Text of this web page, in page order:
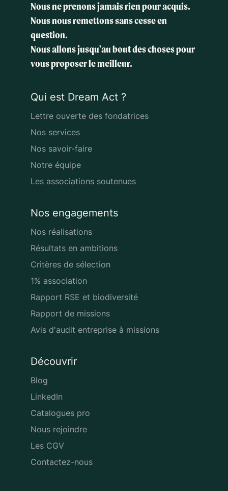
Nous ne prenons jamais rien pour acquis.
Nous nous remettons sans cesse en
question.
Nous allons jusqu'au bout des chosespour
vous proposer le meilleur.
Qui est Dream Act ?
Lettre ouverte des fondatrices
Nos services
Nos savoir-faire
Notre équipe
Les associations soutenues
Nos engagements
Nos réalisations
Résultats en ambitions
Critères de sélection
1% association
Rapport RSE et biodiversité
Rapport de missions
Avis d'audit entreprise à missions
Découvrir
Blog
LinkedIn
Catalogues pro
Nous rejoindre
Les CGV
Contactez-nous